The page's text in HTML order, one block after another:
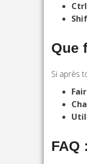
Que
Si après
FAQ